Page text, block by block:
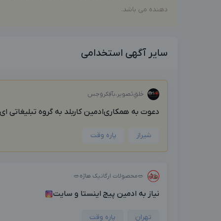
دهنده می باشد.
سایر آگهی استخدامی
خَلق‌ِتَصویر،بآفِکروَحِس
دعوت به همکاری‌ادمین کاربلد به گروه تبلیغاتی
شیراز پاره وقت
🥗محصولات ارگانیک هاژه🥗
نیاز به ادمین پیج اینستا و سایت
تهران پاره وقت